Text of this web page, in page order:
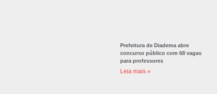
Prefeitura de Diadema abre
concurso público com 68 vagas
para professores
Leia mais »